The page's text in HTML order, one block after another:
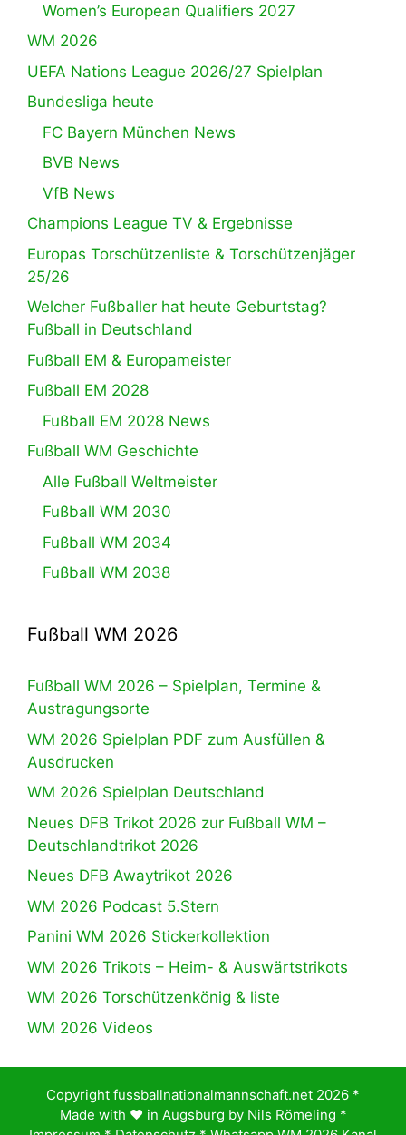
Women’s European Qualifiers 2027
WM 2026
UEFA Nations League 2026/27 Spielplan
Bundesliga heute
FC Bayern München News
BVB News
VfB News
Champions League TV & Ergebnisse
Europas Torschützenliste & Torschützenjäger
25/26
Welcher Fußballer hat heute Geburtstag?
Fußball in Deutschland
Fußball EM & Europameister
Fußball EM 2028
Fußball EM 2028 News
Fußball WM Geschichte
Alle Fußball Weltmeister
Fußball WM 2030
Fußball WM 2034
Fußball WM 2038
Fußball WM 2026
Fußball WM 2026 – Spielplan, Termine &
Austragungsorte
WM 2026 Spielplan PDF zum Ausfüllen &
Ausdrucken
WM 2026 Spielplan Deutschland
Neues DFB Trikot 2026 zur Fußball WM –
Deutschlandtrikot 2026
Neues DFB Awaytrikot 2026
WM 2026 Podcast 5.Stern
Panini WM 2026 Stickerkollektion
WM 2026 Trikots – Heim- & Auswärtstrikots
WM 2026 Torschützenkönig & liste
WM 2026 Videos
Copyright fussballnationalmannschaft.net 2026 *
Made with ♥️ in Augsburg by Nils Römeling *